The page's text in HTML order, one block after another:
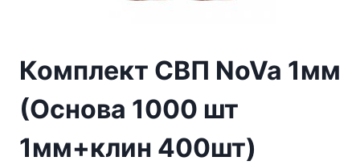
Комплект СВП NoVa 1мм
(Основа 1000 шт
1мм+клин 400шт)